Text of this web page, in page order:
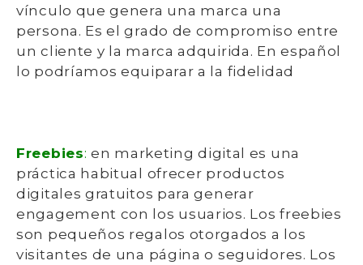
vínculo que genera una marca una
persona. Es el grado de compromiso entre
un cliente y la marca adquirida. En español
lo podríamos equiparar a la fidelidad
Freebies: en marketing digital es una
práctica habitual ofrecer productos
digitales gratuitos para generar
engagement con los usuarios. Los freebies
son pequeños regalos otorgados a los
visitantes de una página o seguidores. Los